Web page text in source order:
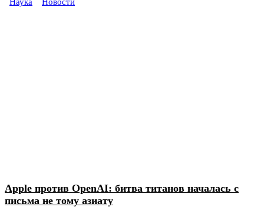
Apple против OpenAI: битва титанов началась с
письма не тому азиату